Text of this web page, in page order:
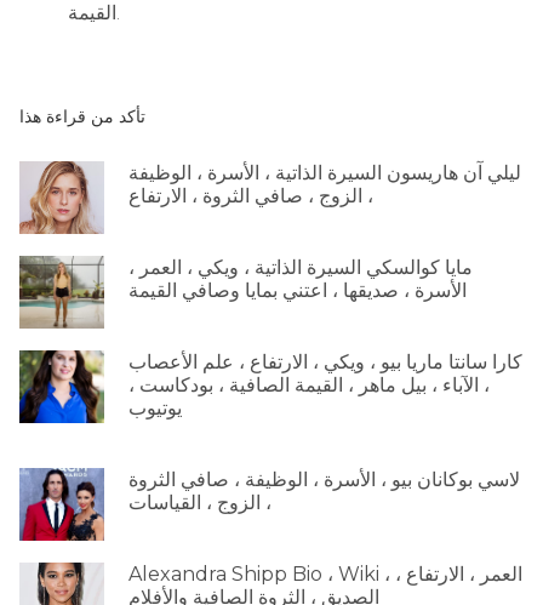
القيمة.
تأكد من قراءة هذا
ليلي آن هاريسون السيرة الذاتية ، الأسرة ، الوظيفة
، الزوج ، صافي الثروة ، الارتفاع
مايا كوالسكي السيرة الذاتية ، ويكي ، العمر ،
الأسرة ، صديقها ، اعتني بمايا وصافي القيمة
كارا سانتا ماريا بيو ، ويكي ، الارتفاع ، علم الأعصاب
، الآباء ، بيل ماهر ، القيمة الصافية ، بودكاست ،
يوتيوب
لاسي بوكانان بيو ، الأسرة ، الوظيفة ، صافي الثروة
، الزوج ، القياسات
Alexandra Shipp Bio ، Wiki ، العمر ، الارتفاع ،
الصديق ، الثروة الصافية والأفلام